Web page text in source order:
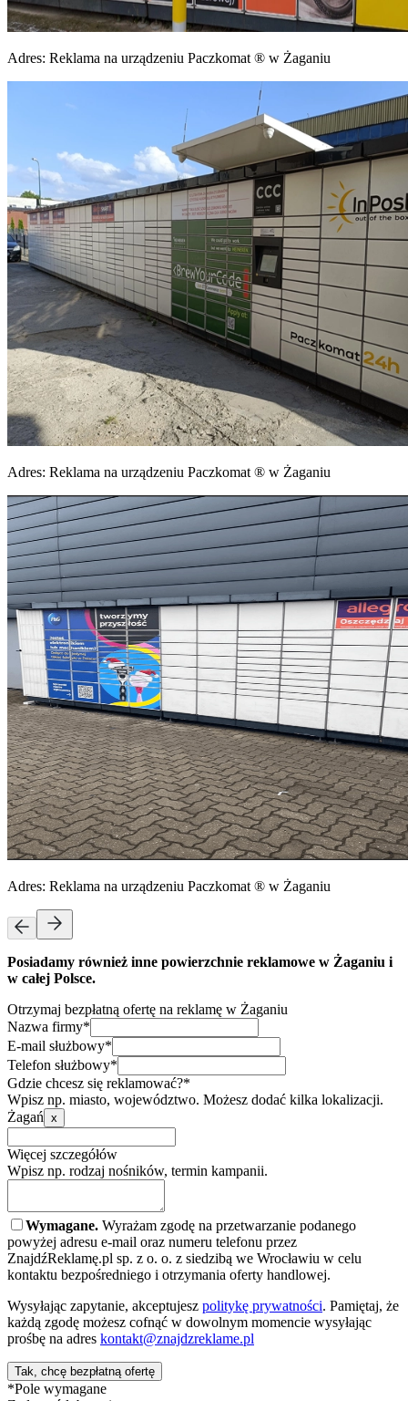
Adres: Reklama na urządzeniu Paczkomat ® w Żaganiu
Adres: Reklama na urządzeniu Paczkomat ® w Żaganiu
Adres: Reklama na urządzeniu Paczkomat ® w Żaganiu
Posiadamy również inne powierzchnie reklamowe w Żaganiu i
w całej Polsce.
Otrzymaj bezpłatną ofertę na reklamę w Żaganiu
Nazwa firmy*
E-mail służbowy*
Telefon służbowy*
Gdzie chcesz się reklamować?*
Wpisz np. miasto, województwo. Możesz dodać kilka lokalizacji.
Żagań x
Więcej szczegółów
Wpisz np. rodzaj nośników, termin kampanii.
Wymagane. Wyrażam zgodę na przetwarzanie podanego
powyżej adresu e-mail oraz numeru telefonu przez
ZnajdźReklamę.pl sp. z o. o. z siedzibą we Wrocławiu w celu
kontaktu bezpośredniego i otrzymania oferty handlowej.
Wysyłając zapytanie, akceptujesz politykę prywatności. Pamiętaj, że
każdą zgodę możesz cofnąć w dowolnym momencie wysyłając
prośbę na adres kontakt@znajdzreklame.pl
Tak, chcę bezpłatną ofertę
*Pole wymagane